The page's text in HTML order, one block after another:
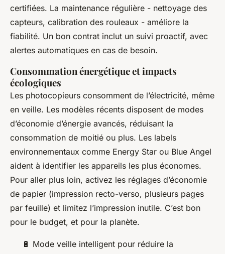
certifiées. La maintenance régulière - nettoyage des
capteurs, calibration des rouleaux - améliore la
fiabilité. Un bon contrat inclut un suivi proactif, avec
alertes automatiques en cas de besoin.
Consommation énergétique et impacts
écologiques
Les photocopieurs consomment de l’électricité, même
en veille. Les modèles récents disposent de modes
d’économie d’énergie avancés, réduisant la
consommation de moitié ou plus. Les labels
environnementaux comme Energy Star ou Blue Angel
aident à identifier les appareils les plus économes.
Pour aller plus loin, activez les réglages d’économie
de papier (impression recto-verso, plusieurs pages
par feuille) et limitez l’impression inutile. C’est bon
pour le budget, et pour la planète.
🔋 Mode veille intelligent pour réduire la